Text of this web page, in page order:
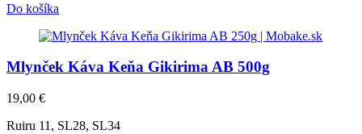
Do košíka
Mlynček Káva Keňa Gikirima AB 500g
19,00 €
Ruiru 11, SL28, SL34